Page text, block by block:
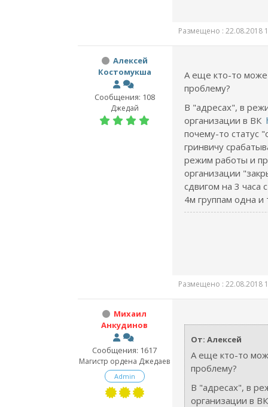
Размещено : 22.08.2018
Алексей
Костомукша
Сообщения: 108
Джедай
А еще кто-то
проблему?
В "адресах", в
организации в ВК
почему-то статус
гринвичу
режим работы и
организации
сдвигом на 3 часа
4м группам одна и
Размещено : 22.08.2018
Михаил
Анкудинов
Сообщения: 1617
Магистр ордена Джедаев
Admin
От: Алексей
А еще кто-то
проблему?
В "адресах", в
организации в